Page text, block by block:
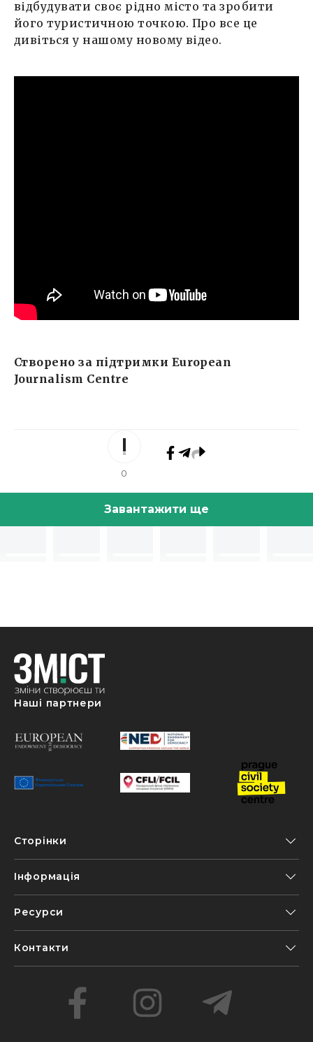
відбудувати своє рідно місто та зробити
його туристичною точкою. Про все це
дивіться у нашому новому відео.
Створено за підтримки European
Journalism Centre
0
Завантажити ще
Наші партнери
Сторінки
Інформація
Ресурси
Контакти